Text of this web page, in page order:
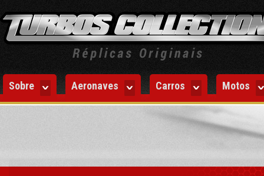
Sobre Aeronaves Carros Motos